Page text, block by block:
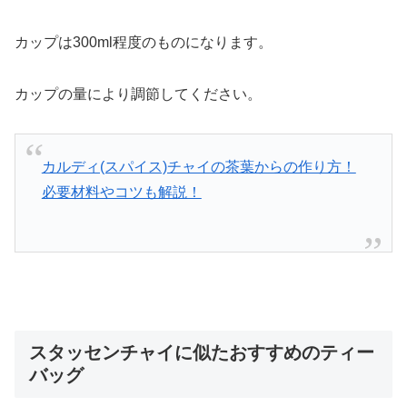
カップは300ml程度のものになります。
カップの量により調節してください。
カルディ(スパイス)チャイの茶葉からの作り方！
必要材料やコツも解説！
スタッセンチャイに似たおすすめのティー
バッグ